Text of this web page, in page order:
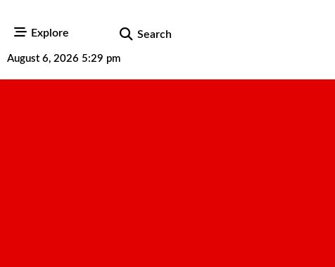
Explore Search
August 6, 2026 5:29 pm